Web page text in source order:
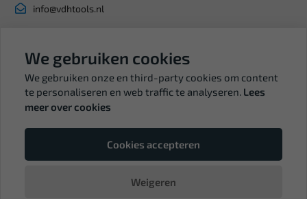
info@vdhtools.nl
BTW: NL819958657B01
We gebruiken cookies
We gebruiken onze en third-party cookies om content
te personaliseren en web traffic te analyseren. Lees
meer over cookies
Cookies accepteren
Weigeren